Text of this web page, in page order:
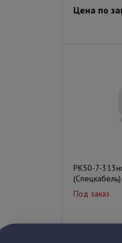
Цена по
РК50-7-
(Спецкабель)
Под заказ